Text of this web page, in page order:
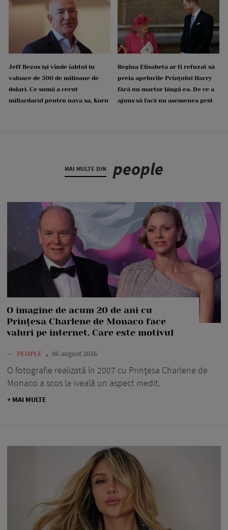
Jeff Bezos își vinde iahtul în
valoare de 500 de milioane de
dolari. Ce sumă a cerut
miliardarul pentru nava sa, Koru
Regina Elisabeta ar fi refuzat să
preia apelurile Prințului Harry
fără un martor lângă ea. De ce a
ajuns să facă un asemenea gest
MAI MULTE DIN people
O imagine de acum 20 de ani cu
Prințesa Charlene de Monaco face
valuri pe internet. Care este motivul
— PEOPLE 06 august 2026
O fotografie realizată în 2007 cu Prințesa Charlene de
Monaco a scos la iveală un aspect inedit.
+ MAI MULTE